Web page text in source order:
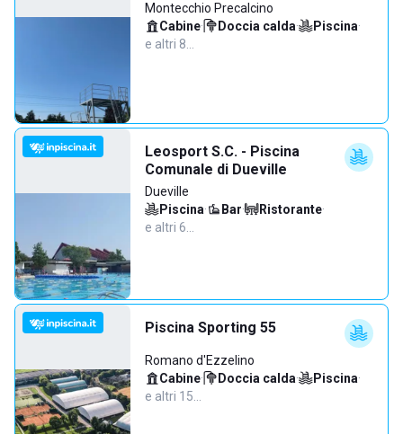
Montecchio Precalcino
Cabine· Doccia calda· Piscina·
e altri 8…
Leosport S.C. - Piscina
Comunale di Dueville
Dueville
Piscina· Bar· Ristorante·
e altri 6…
Piscina Sporting 55
Romano d'Ezzelino
Cabine· Doccia calda· Piscina·
e altri 15…